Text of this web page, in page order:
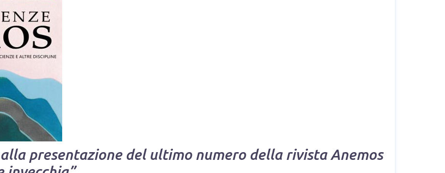
presentazione del ultimo numero della rivista Anemos